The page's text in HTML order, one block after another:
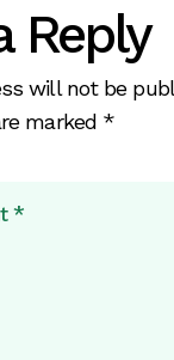
Reply
will not be
marked *